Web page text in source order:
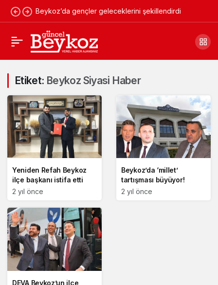
Beykoz’da gençler geleceklerini şekillendirdi
Etiket: Beykoz Siyasi Haber
Yeniden Refah Beykoz
ilçe başkanı istifa etti
2 yıl önce
Beykoz’da ‘millet’
tartışması büyüyor!
2 yıl önce
DEVA Beykoz’un ilçe